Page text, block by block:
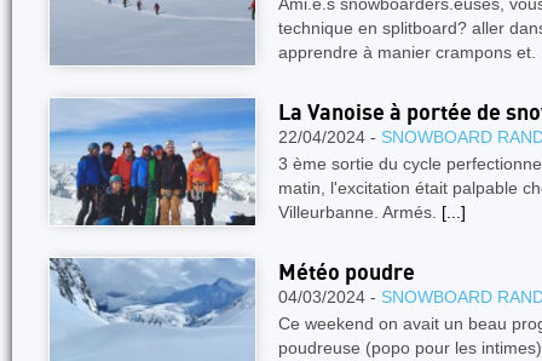
technique en splitboard? aller
apprendre à manier crampons et.
La Vanoise à portée de
22/04/2024 - SNOWBOARD
3 ème sortie du cycle
matin, l'excitation était palpable
Villeurbanne. Armés. [...]
Météo poudre
04/03/2024 - SNOWBOARD
Ce weekend on avait un beau
poudreuse (popo pour les